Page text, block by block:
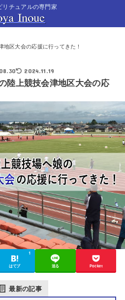
リチュアルの専門家
区大会の応援に行ってきた！
2024.11.19
陸上競技会津地区大会の応
はてブ
1
送る Pocket
最新の記事